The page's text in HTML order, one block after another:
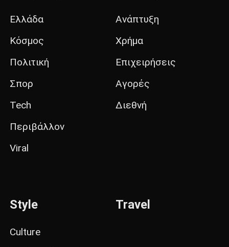
Ελλάδα
Κόσμος
Πολιτική
Σπορ
Tech
Περιβάλλον
Viral
Ανάπτυξη
Χρήμα
Επιχειρήσεις
Αγορές
Διεθνή
Style
Culture
Travel